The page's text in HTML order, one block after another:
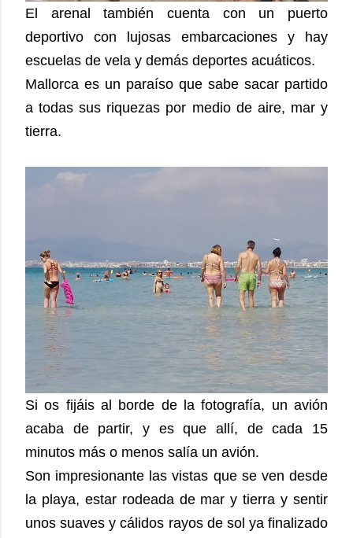
El arenal también cuenta con un puerto
deportivo con lujosas embarcaciones y hay
escuelas de vela y demás deportes acuáticos.
Mallorca es un paraíso que sabe sacar partido
a todas sus riquezas por medio de aire, mar y
tierra.
Si os fijáis al borde de la fotografía, un avión
acaba de partir, y es que allí, de cada 15
minutos más o menos salía un avión.
Son impresionante las vistas que se ven desde
la playa, estar rodeada de mar y tierra y sentir
unos suaves y cálidos rayos de sol ya finalizado